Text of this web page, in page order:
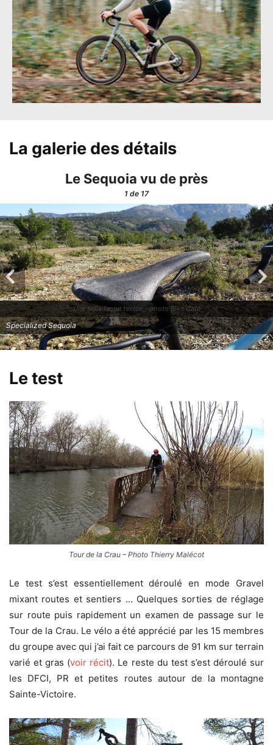
La galerie des détails
Le Sequoia vu de près
1 de 17
Une selle façon textile - photo Bike Café
Specialized Sequoia
Le test
Tour de la Crau – Photo Thierry Malécot
Le test s’est essentiellement déroulé en mode Gravel
mixant routes et sentiers … Quelques sorties de réglage
sur route puis rapidement un examen de passage sur le
Tour de la Crau. Le vélo a été apprécié par les 15 membres
du groupe avec qui j’ai fait ce parcours de 91 km sur terrain
varié et gras (voir récit). Le reste du test s’est déroulé sur
les DFCI, PR et petites routes autour de la montagne
Sainte-Victoire.